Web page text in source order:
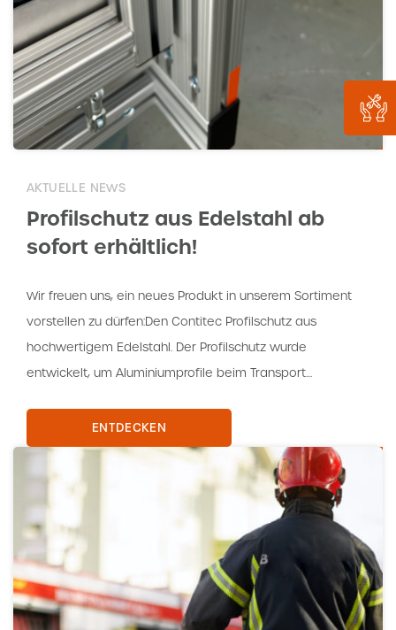
AKTUELLE NEWS
Profilschutz aus Edelstahl ab
sofort erhältlich!
Wir freuen uns, ein neues Produkt in unserem Sortiment
vorstellen zu dürfen:Den Contitec Profilschutz aus
hochwertigem Edelstahl. Der Profilschutz wurde
entwickelt, um Aluminiumprofile beim Transport…
ENTDECKEN